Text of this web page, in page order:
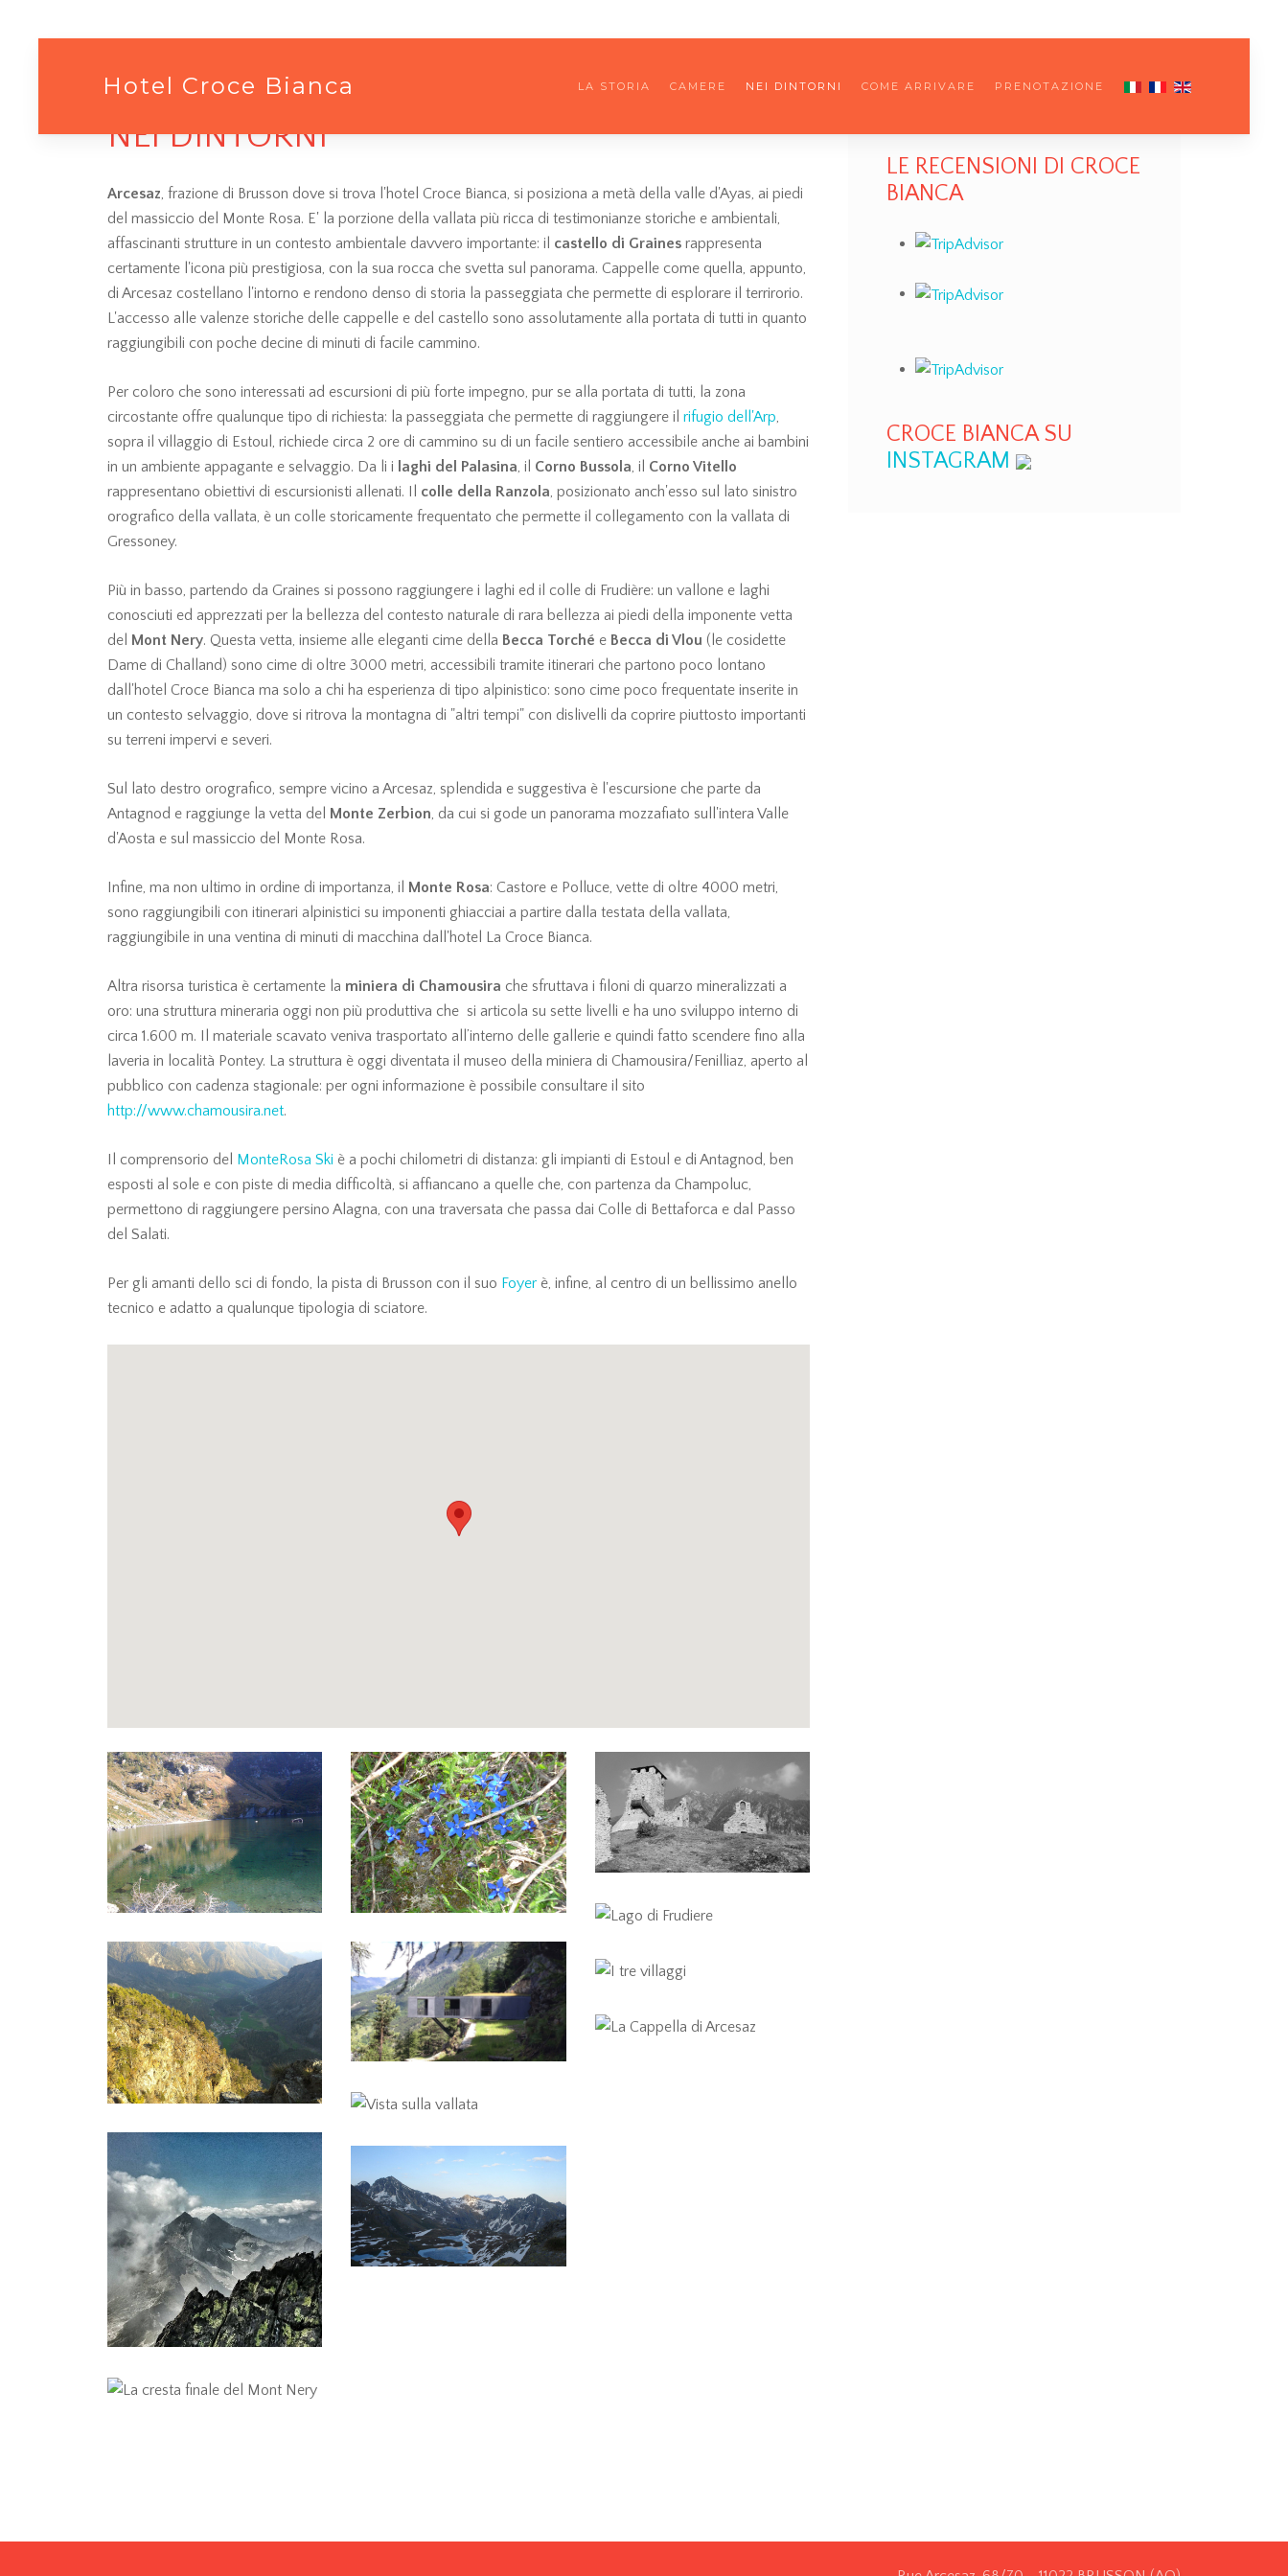
Hotel Croce Bianca LA STORIA CAMERE NEI DINTORNI COME ARRIVARE PRENOTAZIONE
NEI DINTORNI
Arcesaz, frazione di Brusson dove si trova l'hotel Croce Bianca, si posiziona a metà della valle d'Ayas, ai piedi
del massiccio del Monte Rosa. E' la porzione della vallata più ricca di testimonianze storiche e ambientali,
affascinanti strutture in un contesto ambientale davvero importante: il castello di Graines rappresenta
certamente l'icona più prestigiosa, con la sua rocca che svetta sul panorama. Cappelle come quella, appunto,
di Arcesaz costellano l'intorno e rendono denso di storia la passeggiata che permette di esplorare il terrirorio.
L'accesso alle valenze storiche delle cappelle e del castello sono assolutamente alla portata di tutti in quanto
raggiungibili con poche decine di minuti di facile cammino.
Per coloro che sono interessati ad escursioni di più forte impegno, pur se alla portata di tutti, la zona
circostante offre qualunque tipo di richiesta: la passeggiata che permette di raggiungere il rifugio dell'Arp,
sopra il villaggio di Estoul, richiede circa 2 ore di cammino su di un facile sentiero accessibile anche ai bambini
in un ambiente appagante e selvaggio. Da li i laghi del Palasina, il Corno Bussola, il Corno Vitello
rappresentano obiettivi di escursionisti allenati. Il colle della Ranzola, posizionato anch'esso sul lato sinistro
orografico della vallata, è un colle storicamente frequentato che permette il collegamento con la vallata di
Gressoney.
Più in basso, partendo da Graines si possono raggiungere i laghi ed il colle di Frudière: un vallone e laghi
conosciuti ed apprezzati per la bellezza del contesto naturale di rara bellezza ai piedi della imponente vetta
del Mont Nery. Questa vetta, insieme alle eleganti cime della Becca Torché e Becca di Vlou (le cosidette
Dame di Challand) sono cime di oltre 3000 metri, accessibili tramite itinerari che partono poco lontano
dall'hotel Croce Bianca ma solo a chi ha esperienza di tipo alpinistico: sono cime poco frequentate inserite in
un contesto selvaggio, dove si ritrova la montagna di "altri tempi" con dislivelli da coprire piuttosto importanti
su terreni impervi e severi.
Sul lato destro orografico, sempre vicino a Arcesaz, splendida e suggestiva è l'escursione che parte da
Antagnod e raggiunge la vetta del Monte Zerbion, da cui si gode un panorama mozzafiato sull'intera Valle
d'Aosta e sul massiccio del Monte Rosa.
Infine, ma non ultimo in ordine di importanza, il Monte Rosa: Castore e Polluce, vette di oltre 4000 metri,
sono raggiungibili con itinerari alpinistici su imponenti ghiacciai a partire dalla testata della vallata,
raggiungibile in una ventina di minuti di macchina dall'hotel La Croce Bianca.
Altra risorsa turistica è certamente la miniera di Chamousira che sfruttava i filoni di quarzo mineralizzati a
oro: una struttura mineraria oggi non più produttiva che si articola su sette livelli e ha uno sviluppo interno di
circa 1.600 m. Il materiale scavato veniva trasportato all’interno delle gallerie e quindi fatto scendere fino alla
laveria in località Pontey. La struttura è oggi diventata il museo della miniera di Chamousira/Fenilliaz, aperto al
pubblico con cadenza stagionale: per ogni informazione è possibile consultare il sito
http://www.chamousira.net.
Il comprensorio del MonteRosa Ski è a pochi chilometri di distanza: gli impianti di Estoul e di Antagnod, ben
esposti al sole e con piste di media difficoltà, si affiancano a quelle che, con partenza da Champoluc,
permettono di raggiungere persino Alagna, con una traversata che passa dai Colle di Bettaforca e dal Passo
del Salati.
Per gli amanti dello sci di fondo, la pista di Brusson con il suo Foyer è, infine, al centro di un bellissimo anello
tecnico e adatto a qualunque tipologia di sciatore.
LE RECENSIONI DI CROCE
BIANCA
CROCE BIANCA SU
INSTAGRAM